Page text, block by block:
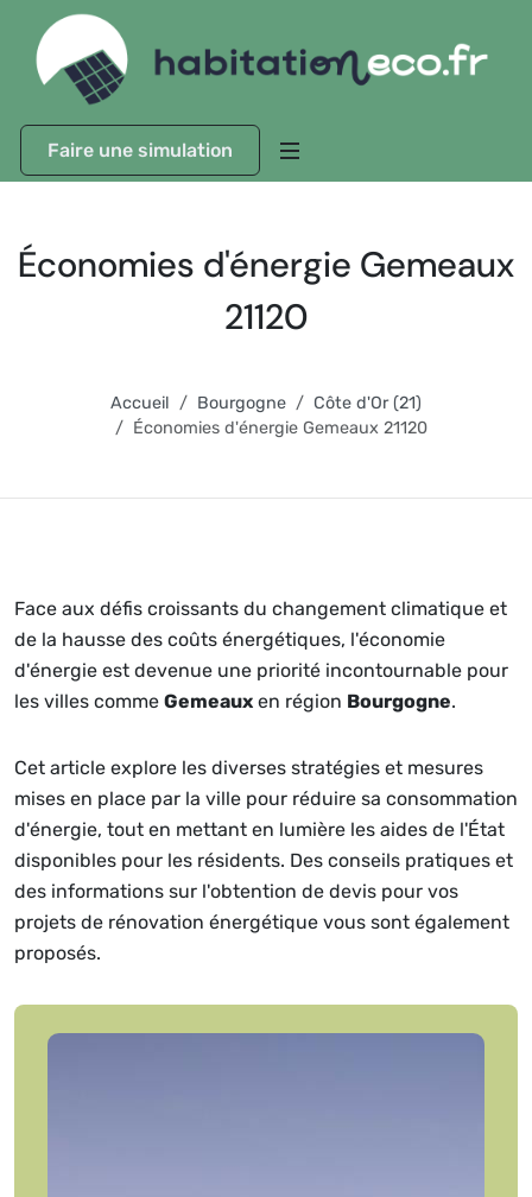
Faire une simulation
Économies d'énergie Gemeaux
21120
Accueil Bourgogne
Côte d'Or (21)
Économies d'énergie Gemeaux 21120
Face aux défis croissants du changement climatique et
de la hausse des coûts énergétiques, l'économie
d'énergie est devenue une priorité incontournable pour
les villes comme Gemeaux en région Bourgogne.
Cet article explore les diverses stratégies et mesures
mises en place par la ville pour réduire sa consommation
d'énergie, tout en mettant en lumière les aides de l'État
disponibles pour les résidents. Des conseils pratiques et
des informations sur l'obtention de devis pour vos
projets de rénovation énergétique vous sont également
proposés.